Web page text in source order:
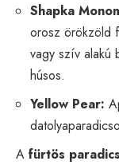
Shapka
orosz örökzöld
vagy szív alakú
húsos.
Yellow Pear:
A fürtös